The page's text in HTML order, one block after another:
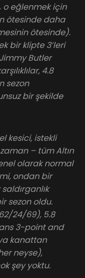
o eğlenmek için
ötesinde daha
ötesinde).
bir klipte 3’leri
Butler
4.8
sezon
bir şekilde
kesici, istekli
– tüm Altın
olarak normal
ondan bir
sezon oldu.
24/69), 5.8
3-point and
kanattan
neyse),
şey yoktu.